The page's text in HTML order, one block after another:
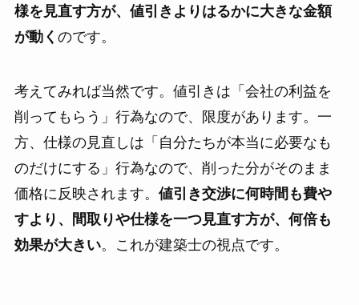
様を見直す方が、値引きよりはるかに大きな金額
が動く のです。
考えてみれば当然です。値引きは「会社の利益を
削ってもらう」行為なので、限度があります。一
方、仕様の見直しは「自分たちが本当に必要なも
のだけにする」行為なので、削った分がそのまま
価格に反映されます。 値引き交渉に何時間も費や
すより、間取りや仕様を一つ見直す方が、何倍も
効果が大きい。これが建築士の視点です。